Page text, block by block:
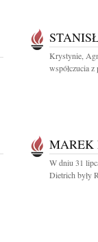
Krystynie,
współczucia
MAREK
W dniu 31
Dietrich były